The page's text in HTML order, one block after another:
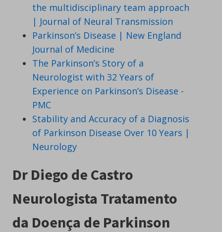
the multidisciplinary team approach
| Journal of Neural Transmission
Parkinson’s Disease | New England
Journal of Medicine
The Parkinson’s Story of a
Neurologist with 32 Years of
Experience on Parkinson’s Disease -
PMC
Stability and Accuracy of a Diagnosis
of Parkinson Disease Over 10 Years |
Neurology
Dr Diego de Castro
Neurologista Tratamento
da Doença de Parkinson